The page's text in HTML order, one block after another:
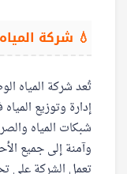
💧 شركة
تُعد شركة المياه
إدارة وتوزيع
شبكات المياه
وآمنة إلى جميع
تعمل الشركة على